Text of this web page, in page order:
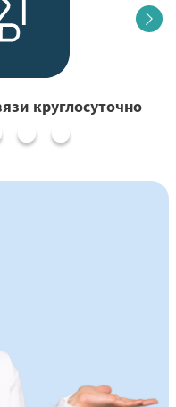
круглосуточно